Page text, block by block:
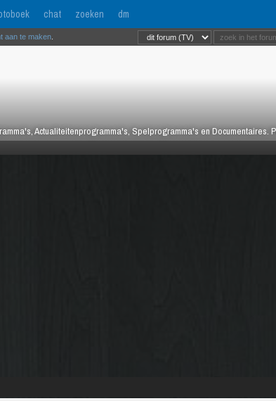
chat zoeken dm
Actualiteitenprogramma's, Spelprogramma's en Documentaires.
aan te maken